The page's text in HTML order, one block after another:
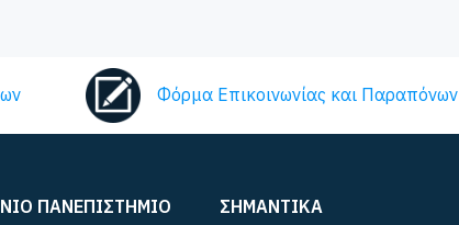
Φόρμα Επικοινωνίας και Παραπόνων
ΠΑΝΕΠΙΣΤΗΜΙΟ ΣΗΜΑΝΤΙΚΑ